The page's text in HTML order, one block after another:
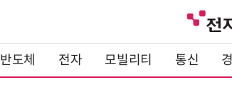
반도체 전자 모빌리티 통신